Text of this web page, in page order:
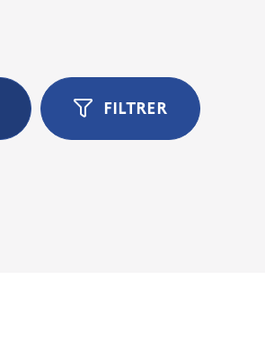
FILTRER